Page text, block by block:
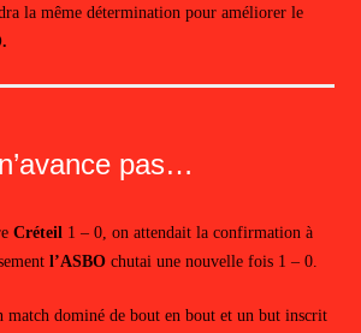
la même détermination pour améliorer le
pas…
Créteil 1 – 0, on attendait la confirmation à
l’ASBOchutai une nouvelle fois 1 – 0.
match dominé de bout en bout et un but inscrit